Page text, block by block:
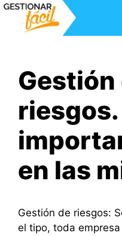
Saltar
Gestión
riesgos.
en las
Gestión de riesgos:
el tipo, toda